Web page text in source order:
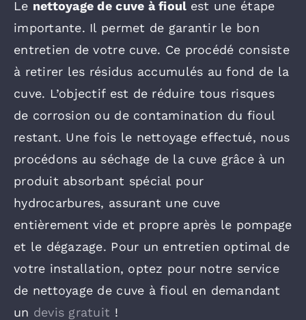
Le nettoyage de cuve à fioul est une étape
importante. Il permet de garantir le bon
entretien de votre cuve. Ce procédé consiste
à retirer les résidus accumulés au fond de la
cuve. L’objectif est de réduire tous risques
de corrosion ou de contamination du fioul
restant. Une fois le nettoyage effectué, nous
procédons au séchage de la cuve grâce à un
produit absorbant spécial pour
hydrocarbures, assurant une cuve
entièrement vide et propre après le pompage
et le dégazage. Pour un entretien optimal de
votre installation, optez pour notre service
de nettoyage de cuve à fioul en demandant
un devis gratuit !